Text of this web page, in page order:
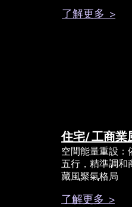
了解更多 >
住宅/ 工商業
空間能量重設：
五行，精準調
藏風聚氣格局
了解更多 >